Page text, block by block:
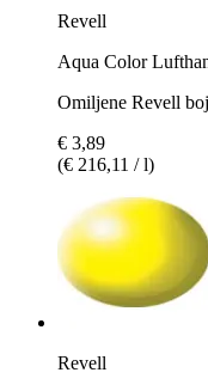
Revell
Aqua Color
Omiljene Revell
€ 3,89
(€ 216,11 / l)
Revell